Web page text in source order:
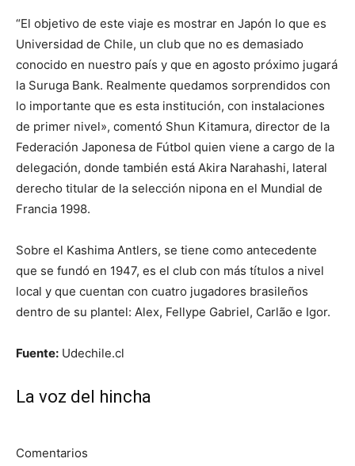
“El objetivo de este viaje es mostrar en Japón lo que es
Universidad de Chile, un club que no es demasiado
conocido en nuestro país y que en agosto próximo jugará
la Suruga Bank. Realmente quedamos sorprendidos con
lo importante que es esta institución, con instalaciones
de primer nivel», comentó Shun Kitamura, director de la
Federación Japonesa de Fútbol quien viene a cargo de la
delegación, donde también está Akira Narahashi, lateral
derecho titular de la selección nipona en el Mundial de
Francia 1998.
Sobre el Kashima Antlers, se tiene como antecedente
que se fundó en 1947, es el club con más títulos a nivel
local y que cuentan con cuatro jugadores brasileños
dentro de su plantel: Alex, Fellype Gabriel, Carlão e Igor.
Fuente: Udechile.cl
La voz del hincha
Comentarios